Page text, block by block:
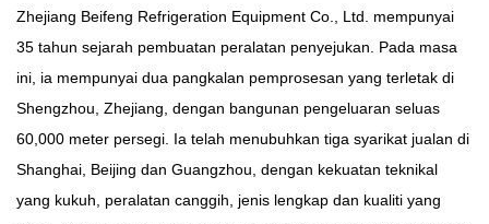
Zhejiang Beifeng Refrigeration Equipment Co., Ltd. mempunyai
35 tahun sejarah pembuatan peralatan penyejukan. Pada masa
ini, ia mempunyai dua pangkalan pemprosesan yang terletak di
Shengzhou, Zhejiang, dengan bangunan pengeluaran seluas
60,000 meter persegi. Ia telah menubuhkan tiga syarikat jualan di
Shanghai, Beijing dan Guangzhou, dengan kekuatan teknikal
yang kukuh, peralatan canggih, jenis lengkap dan kualiti yang